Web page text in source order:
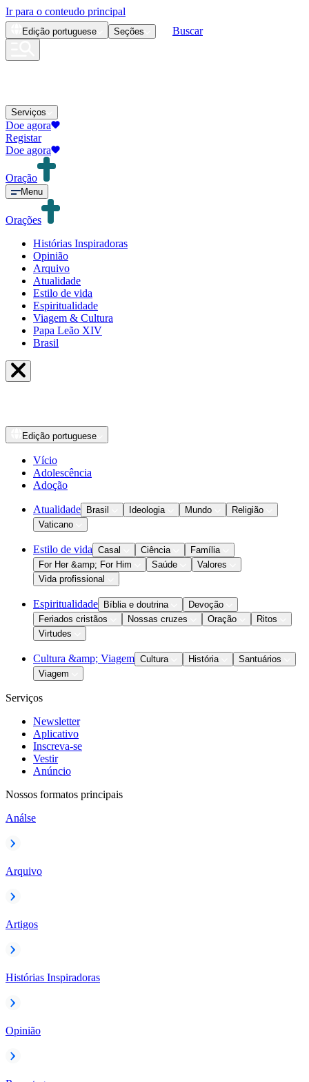
Ir para o conteudo principal
Edição portuguese Seções Buscar
Serviços
Doe agora
Registar
Doe agora
Oração
Menu
Orações
Histórias Inspiradoras
Opinião
Arquivo
Atualidade
Estilo de vida
Espiritualidade
Viagem & Cultura
Papa Leão XIV
Brasil
Edição portuguese
Vício
Adolescência
Adoção
Atualidade Brasil Ideologia Mundo
Religião
Vaticano
Estilo de vida Casal Ciência
Família
For Her &amp; For Him
Saúde
Valores
Vida profissional
Espiritualidade Bíblia e doutrina
Devoção
Feriados cristãos
Nossas cruzes Oração
Ritos
Virtudes
Cultura &amp; Viagem Cultura História
Santuários
Viagem
Serviços
Newsletter
Aplicativo
Inscreva-se
Vestir
Anúncio
Nossos formatos principais
Análse
Arquivo
Artigos
Histórias Inspiradoras
Opinião